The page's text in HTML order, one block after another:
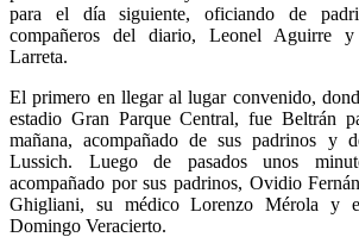
para el día siguiente, oficiando de
compañeros del diario, Leonel Aguirre y
Larreta.
El primero en llegar al lugar convenido,
estadio Gran Parque Central, fue Beltrán
mañana, acompañado de sus padrinos y
Lussich. Luego de pasados unos
acompañado por sus padrinos, Ovidio
Ghigliani, su médico Lorenzo Mérola y
Domingo Veracierto.